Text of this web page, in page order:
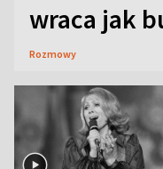
wraca jak
Rozmowy